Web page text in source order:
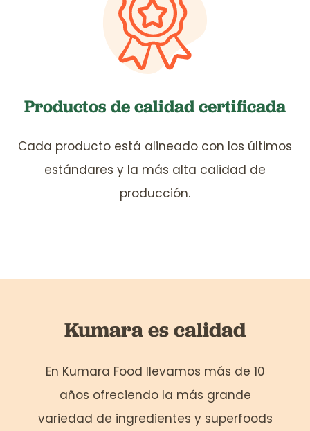
Productos de calidad certificada
Cada producto está alineado con los últimos
estándares y la más alta calidad de
producción.
Kumara es calidad
En Kumara Food llevamos más de 10
años ofreciendo la más grande
variedad de ingredientes y superfoods